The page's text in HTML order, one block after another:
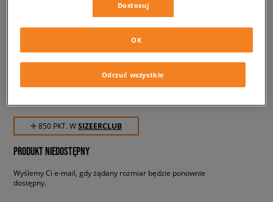
TIMBERLAND KURTKA
męskie, kurtki zimowe
✛ 850 PKT. WSIZEERCLUB
PRODUKT NIEDOSTĘPNY
Wyślemy Ci e-mail, gdy żądany rozmiar będzie ponownie
dostępny.
Dostosuj
Odrzuć wszystkie
OK